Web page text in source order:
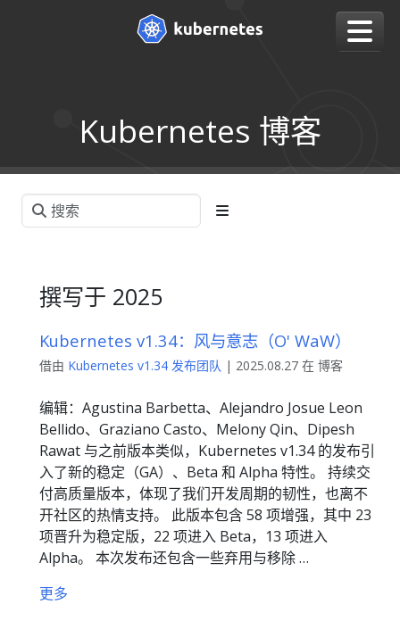
Kubernetes 博客
撰写于 2025
Kubernetes v1.34：风与意志（O' WaW）
借由 Kubernetes v1.34 发布团队 | 2025.08.27 在 博客
编辑：Agustina Barbetta、Alejandro Josue Leon
Bellido、Graziano Casto、Melony Qin、Dipesh
Rawat 与之前版本类似，Kubernetes v1.34 的发布引
入了新的稳定（GA）、Beta 和 Alpha 特性。 持续交
付高质量版本，体现了我们开发周期的韧性，也离不
开社区的热情支持。 此版本包含 58 项增强，其中 23
项晋升为稳定版，22 项进入 Beta，13 项进入
Alpha。 本次发布还包含一些弃用与移除 …
更多